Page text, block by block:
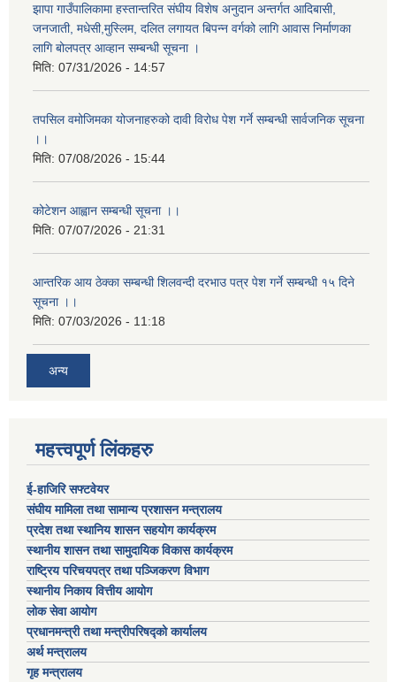
झापा गाउँपालिकामा हस्तान्तरित संघीय विशेष अनुदान अन्तर्गत आदिबासी,
जनजाती, मधेसी,मुस्लिम, दलित लगायत बिपन्न वर्गको लागि आवास निर्माणका
लागि बोलपत्र आव्हान सम्बन्धी सूचना ।
मिति: 07/31/2026 - 14:57
तपसिल वमोजिमका योजनाहरुको दावी विरोध पेश गर्ने सम्बन्धी सार्वजनिक सूचना
।।
मिति: 07/08/2026 - 15:44
कोटेशन आह्वान सम्बन्धी सूचना ।।
मिति: 07/07/2026 - 21:31
आन्तरिक आय ठेक्का सम्बन्धी शिलवन्दी दरभाउ पत्र पेश गर्ने सम्बन्धी १५ दिने
सूचना ।।
मिति: 07/03/2026 - 11:18
अन्य
महत्त्वपूर्ण लिंकहरु
ई-हाजिरि सफ्टवेयर
संघीय मामिला तथा सामान्य प्रशासन मन्त्रालय
प्रदेश तथा स्थानिय शासन सहयोग कार्यक्रम
स्थानीय शासन तथा सामुदायिक विकास कार्यक्रम
राष्ट्रिय परिचयपत्र तथा पञ्जिकरण विभाग
स्थानीय निकाय वित्तीय आयोग
लोक सेवा आयोग
प्रधानमन्त्री तथा मन्त्रीपरिषद्को कार्यालय
अर्थ मन्त्रालय
गृह मन्त्रालय